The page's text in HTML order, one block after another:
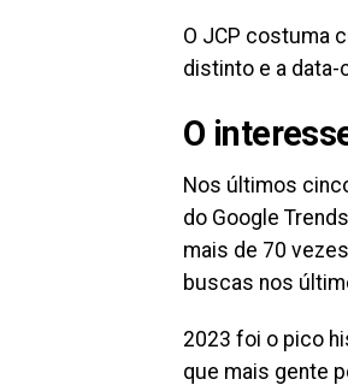
O JCP costuma
distinto e a
O
Nos últimos
do Google
mais de 70
buscas nos
2023 foi o pico
que mais gente